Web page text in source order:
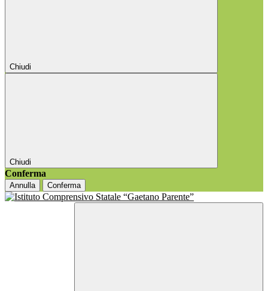
Chiudi
Chiudi
Conferma
Annulla Conferma